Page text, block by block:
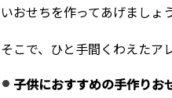
いおせちを作ってあげましょう
そこで、ひと手間くわえたア
子供におすすめの手作りお